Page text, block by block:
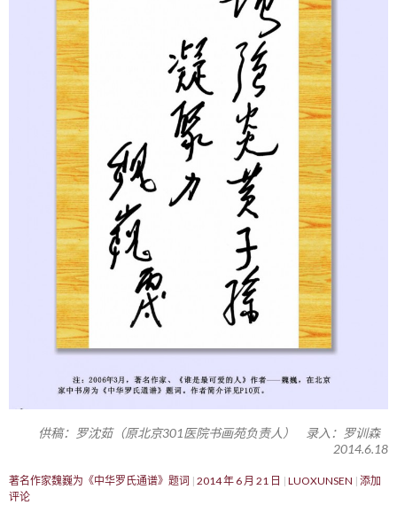
供稿：罗沈茹（原北京301医院书画苑负责人） 录入：罗训森
2014.6.18
著名作家魏巍为《中华罗氏通谱》题词 2014 年 6 月 21 日 LUOXUNSEN 添加
评论